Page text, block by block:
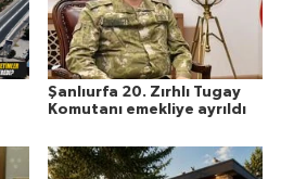
Şanlıurfa 20. Zırhlı Tugay
Komutanı emekliye ayrıldı